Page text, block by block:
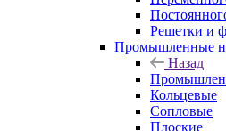
Решетки и
Промышленные
Назад
Кольцевые
Сопловые
Плоские